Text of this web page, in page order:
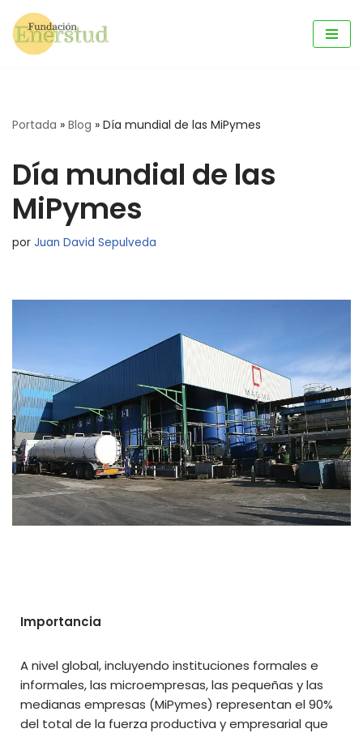
Saltar
Portada » Blog » Día mundial de las MiPymes
Día mundial de las
MiPymes
por Juan David Sepulveda
Importancia
A nivel global, incluyendo instituciones formales e
informales, las microempresas, las pequeñas y las
medianas empresas (MiPymes) representan el 90%
del total de la fuerza productiva y empresarial que